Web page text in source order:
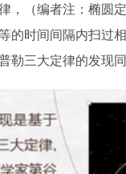
（编者注：椭圆
的时间间隔内扫过
三大定律的发现